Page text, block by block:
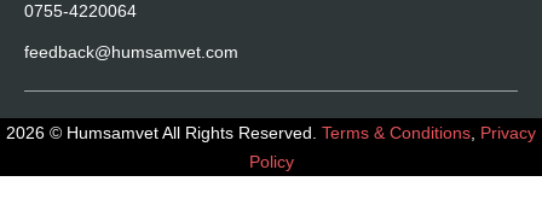
0755-4220064
feedback@humsamvet.com
2026 © Humsamvet All Rights Reserved. Terms & Conditions Privacy
Policy